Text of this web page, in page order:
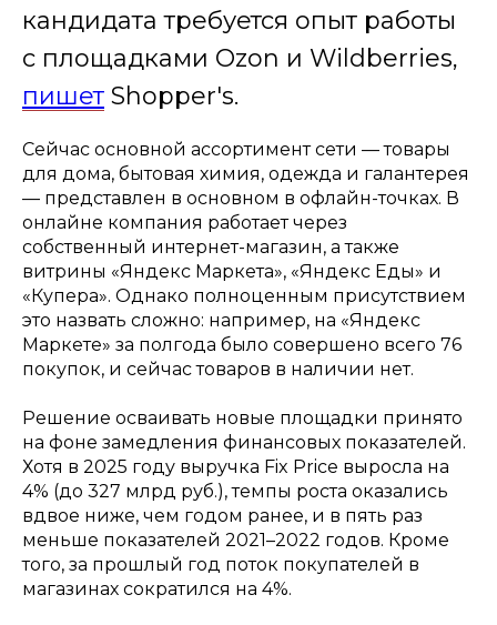
кандидата требуется опыт работы
с площадками Ozon и Wildberries,
пишет Shopper's.
Сейчас основной ассортимент сети — товары
для дома, бытовая химия, одежда и галантерея
— представлен в основном в офлайн-точках. В
онлайне компания работает через
собственный интернет-магазин, а также
витрины «Яндекс Маркета», «Яндекс Еды» и
«Купера». Однако полноценным присутствием
это назвать сложно: например, на «Яндекс
Маркете» за полгода было совершено всего 76
покупок, и сейчас товаров в наличии нет.
Решение осваивать новые площадки принято
на фоне замедления финансовых показателей.
Хотя в 2025 году выручка Fix Price выросла на
4% (до 327 млрд руб.), темпы роста оказались
вдвое ниже, чем годом ранее, и в пять раз
меньше показателей 2021–2022 годов. Кроме
того, за прошлый год поток покупателей в
магазинах сократился на 4%.